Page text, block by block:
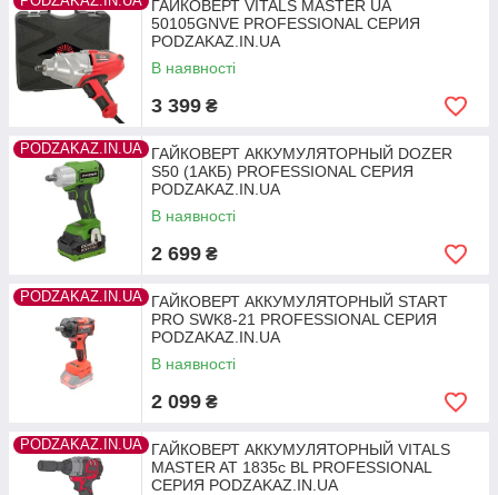
ГАЙКОВЕРТ VITALS MASTER UA
50105GNVE PROFESSIONAL СЕРИЯ
PODZAKAZ.IN.UA
В наявності
3 399 ₴
PODZAKAZ.IN.UA ГАЙКОВЕРТ АККУМУЛЯТОРНЫЙ DOZER
S50 (1АКБ) PROFESSIONAL СЕРИЯ
PODZAKAZ.IN.UA
В наявності
2 699 ₴
PODZAKAZ.IN.UA ГАЙКОВЕРТ АККУМУЛЯТОРНЫЙ START
PRO SWK8-21 PROFESSIONAL СЕРИЯ
PODZAKAZ.IN.UA
В наявності
2 099 ₴
PODZAKAZ.IN.UA ГАЙКОВЕРТ АККУМУЛЯТОРНЫЙ VITALS
MASTER AT 1835с BL PROFESSIONAL
СЕРИЯ PODZAKAZ.IN.UA